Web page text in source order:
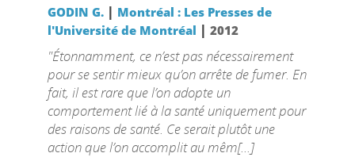
GODIN G. | Montréal : Les Presses de
l'Université de Montréal | 2012
"Étonnamment, ce n’est pas nécessairement
pour se sentir mieux qu’on arrête de fumer. En
fait, il est rare que l’on adopte un
comportement lié à la santé uniquement pour
des raisons de santé. Ce serait plutôt une
action que l’on accomplit au mêm[...]